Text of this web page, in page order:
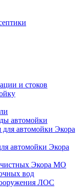
и стоков
автомойки
автомойки Экора
автомойки Экора
Экора МО
вод
ЛОС